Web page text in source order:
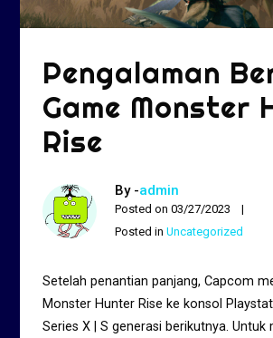
Pengalaman
Game Monster
Rise
By -admin
Posted on03/27/2023
Posted inUncategorized
Setelah penantian panjang, Capcom
Monster Hunter Rise ke konsol
Series X | S generasi berikutnya. Untuk